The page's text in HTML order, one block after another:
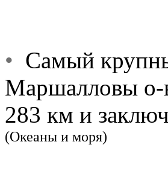
• Самый
Маршалловы о-
283 км и
(Океаны и моря)